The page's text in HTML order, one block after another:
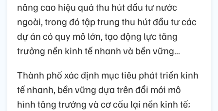
nâng cao hiệu quả thu hút đầu tư nước
ngoài, trong đó tập trung thu hút đầu tư các
dự án có quy mô lớn, tạo động lực tăng
trưởng nền kinh tế nhanh và bền vững…
Thành phố xác định mục tiêu phát triển kinh
tế nhanh, bền vững dựa trên đổi mới mô
hình tăng trưởng và cơ cấu lại nền kinh tế;